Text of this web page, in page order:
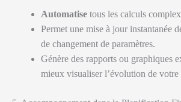
Automatise tous les calculs
Permet une mise à jour instantanée
de changement de paramètres.
Génère des rapports ou graphiques
mieux visualiser l’évolution de votre